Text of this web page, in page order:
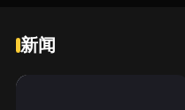
新闻